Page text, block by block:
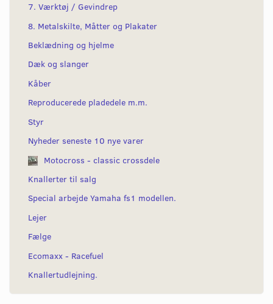
7. Værktøj / Gevindrep
8. Metalskilte, Måtter og Plakater
Beklædning og hjelme
Dæk og slanger
Kåber
Reproducerede pladedele m.m.
Styr
Nyheder seneste 10 nye varer
Motocross - classic crossdele
Knallerter til salg
Special arbejde Yamaha fs1 modellen.
Lejer
Fælge
Ecomaxx - Racefuel
Knallertudlejning.